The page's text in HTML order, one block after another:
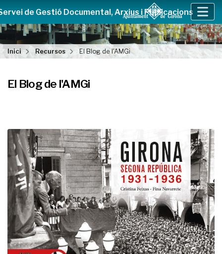
de Gestió Documental, Arxius i Publicacions
Inici Recursos El Blog de l'AMGi
El Blog de l'AMGi